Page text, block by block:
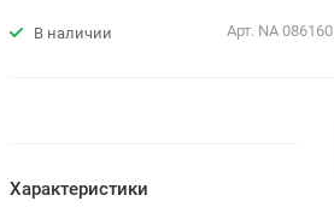
В наличии Арт. NA 086160
Характеристики